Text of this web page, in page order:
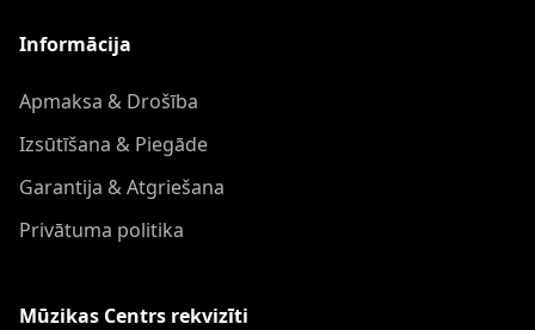
Informācija
Apmaksa & Drošība
Izsūtīšana & Piegāde
Garantija & Atgriešana
Privātuma politika
Mūzikas Centrs rekvizīti